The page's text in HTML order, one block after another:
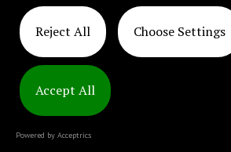
które
znajduje
bezpośrednio
pod
wiadomością.
Reject All Choose Settings
Accept All
Powered by Acceptrics